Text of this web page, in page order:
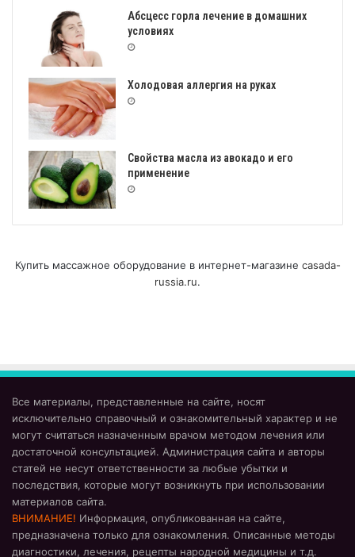
Абсцесс горла лечение в домашних
условиях
Холодовая аллергия на руках
Свойства масла из авокадо и его
применение
Купить массажное оборудование в интернет-магазине casada-
russia.ru.
Все материалы, представленные на сайте, носят
исключительно справочный и ознакомительный характер и не
могут считаться назначенным врачом методом лечения или
достаточной консультацией. Администрация сайта и авторы
статей не несут ответственности за любые убытки и
последствия, которые могут возникнуть при использовании
материалов сайта.
ВНИМАНИЕ! Информация, опубликованная на сайте,
предназначена только для ознакомления. Описанные методы
диагностики, лечения, рецепты народной медицины и т.д.